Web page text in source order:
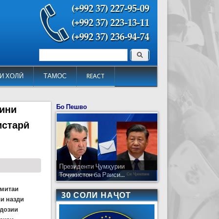
ХОЛӢ ТАМОС REACT
Форма поиска Поиск
назди
Бо Пешво
Президенти Ҷумҳурии
Тоҷикистон ба Раиси...
30 СОЛИ НАҶОТ